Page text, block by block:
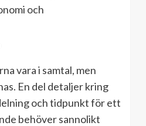
och
vara i samtal, men
En del detaljer kring
och tidpunkt för ett
behöver sannolikt